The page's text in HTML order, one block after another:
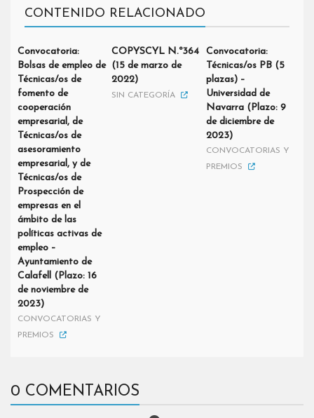
CONTENIDO RELACIONADO
Convocatoria:
Bolsas de empleo de
Técnicas/os de
fomento de
cooperación
empresarial, de
Técnicas/os de
asesoramiento
empresarial, y de
Técnicas/os de
Prospección de
empresas en el
ámbito de las
políticas activas de
empleo –
Ayuntamiento de
Calafell (Plazo: 16
de noviembre de
2023)
CONVOCATORIAS Y
PREMIOS
COPYSCYL N.º364
(15 de marzo de
2022)
SIN CATEGORÍA
Convocatoria:
Técnicas/os PB (5
plazas) –
Universidad de
Navarra (Plazo: 9
de diciembre de
2023)
CONVOCATORIAS Y
PREMIOS
0 COMENTARIOS